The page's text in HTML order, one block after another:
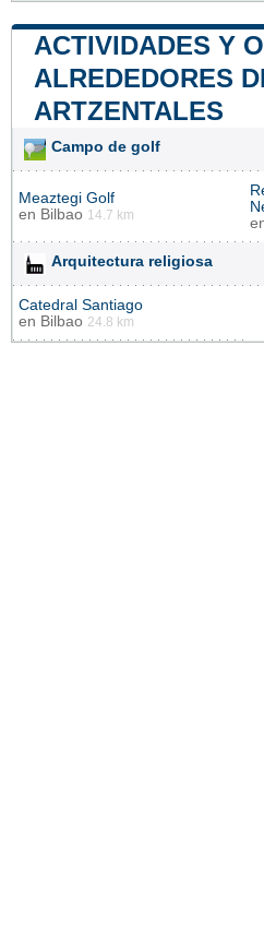
ACTIVIDADES Y
ALREDEDORES
ARTZENTALES
Campo de golf
Meaztegi Golf
en Bilbao 14.7 km
Arquitectura religiosa
Catedral Santiago
en Bilbao 24.8 km